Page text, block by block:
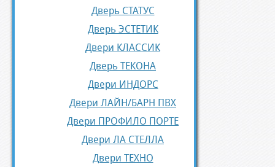
Дверь СТАТУС
Дверь ЭСТЕТИК
Двери КЛАССИК
Дверь ТЕКОНА
Двери ИНДОРС
Двери ЛАЙН/БАРН ПВХ
Двери ПРОФИЛО ПОРТЕ
Двери ЛА СТЕЛЛА
Двери ТЕХНО